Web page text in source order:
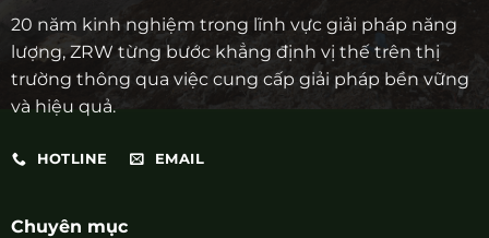
20 năm kinh nghiệm trong lĩnh vực giải pháp năng
lượng, ZRW từng bước khẳng định vị thế trên thị
trường thông qua việc cung cấp giải pháp bền vững
và hiệu quả.
HOTLINE EMAIL
Chuyên mục